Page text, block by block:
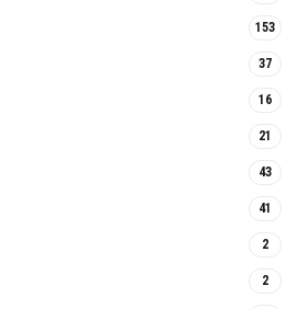
153
37
16
21
43
41
2
2